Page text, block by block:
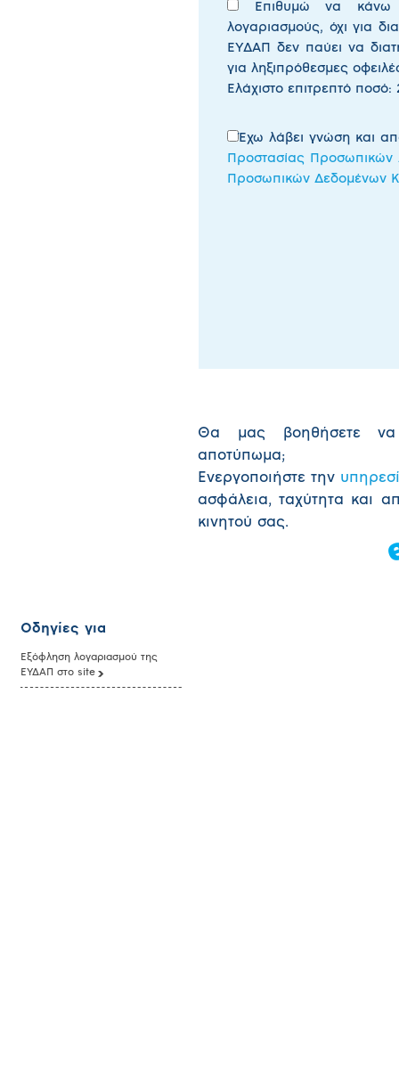
Επιθυμώ να κάνω
λογαριασμούς, όχι για
ΕΥΔΑΠ δεν παύει να
για ληξιπρόθεσμες
Ελάχιστο επιτρεπτό ποσό:
Έχω λάβει γνώση και
Προστασίας Προσωπικών
Προσωπικών Δεδομένων
Θα μας βοηθήσετε
αποτύπωμα;
Ενεργοποιήστε την
ασφάλεια, ταχύτητα και
κινητού σας.
Οδηγίες για
Εξόφληση λογαριασμού της
ΕΥΔΑΠ στο site